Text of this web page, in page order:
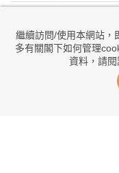
繼續訪問/使用本網站，
多有關閣下如何管理
資料，請